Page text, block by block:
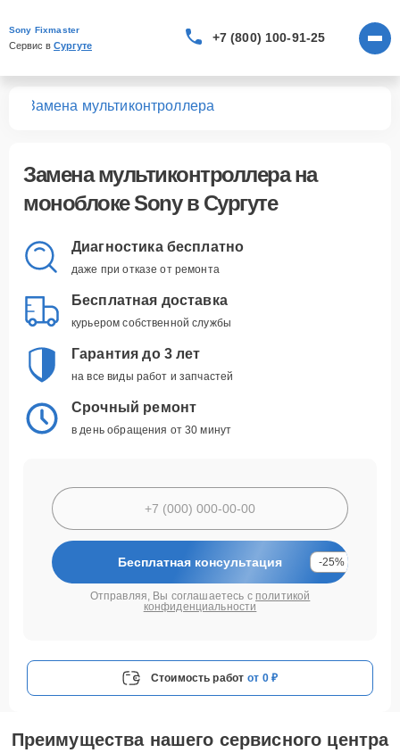
Sony Fixmaster
Сервис в Сургуте
+7 (800) 100-91-25
Замена мультиконтроллера
Замена мультиконтроллерана
моноблоке Sony в Сургуте
Диагностика бесплатно
даже при отказе от ремонта
Бесплатная доставка
курьером собственной службы
Гарантия до 3 лет
на все виды работ и запчастей
Срочный ремонт
в день обращения от 30 минут
Бесплатная консультация -25%
Отправляя, Вы соглашаетесь с политикой
конфиденциальности
Стоимость работ от 0 ₽
Преимущества нашего сервисного центра